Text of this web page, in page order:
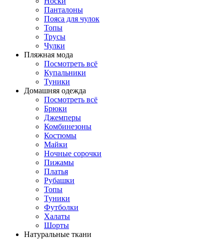
Панталоны
Поясa для чулок
Топы
Трусы
Чулки
Пляжная мода
Посмотреть всё
Купальники
Туники
Домашняя одежда
Посмотреть всё
Брюки
Джемперы
Комбинезоны
Костюмы
Майки
Ночные сорочки
Пижамы
Платья
Рубашки
Топы
Туники
Футболки
Халаты
Шорты
Натуральные ткани